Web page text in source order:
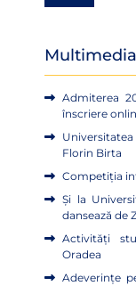
Admiterea
înscriere
Florin Birta
Competiția
Și la
dansează de
Activități
Oradea
Adeverințe